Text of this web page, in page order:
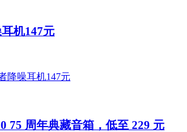
机147元
75 周年典藏音箱，低至 229 元